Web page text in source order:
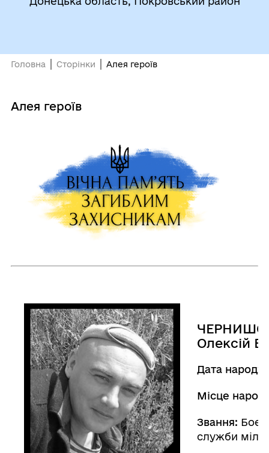
Головна Сторінки Алея героїв
Алея героїв
Олексій
Дата
Місце
Звання:
служби